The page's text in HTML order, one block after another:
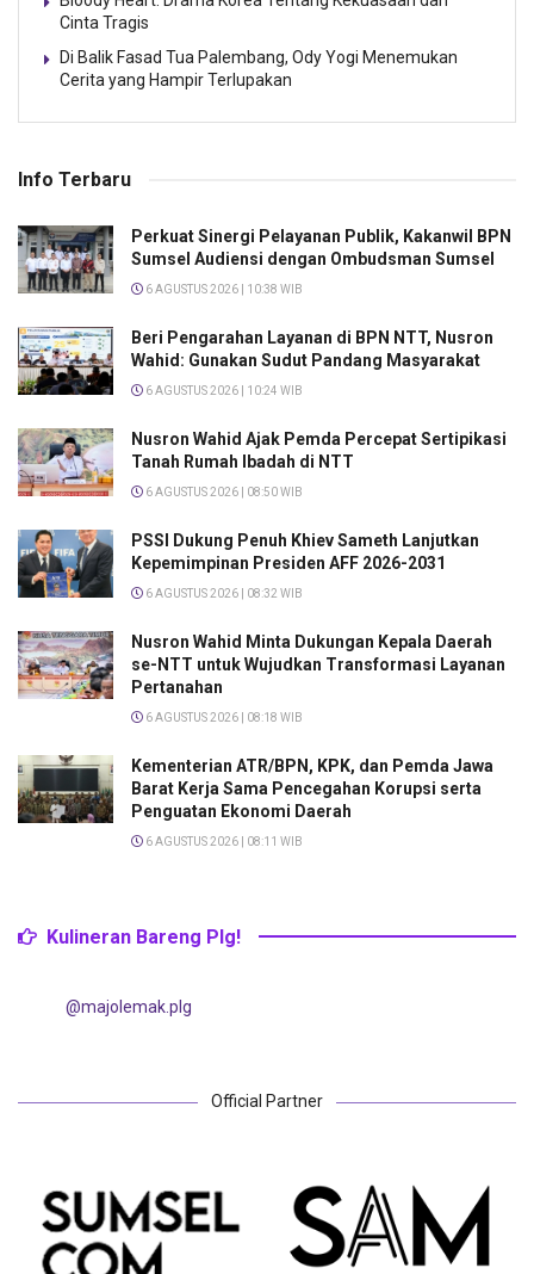
Cinta Tragis
Di Balik Fasad Tua Palembang, Ody Yogi Menemukan
Cerita yang Hampir Terlupakan
Info Terbaru
Perkuat Sinergi Pelayanan Publik, Kakanwil BPN
Sumsel Audiensi dengan Ombudsman Sumsel
6 AGUSTUS 2026 | 10:38 WIB
Beri Pengarahan Layanan di BPN NTT, Nusron
Wahid: Gunakan Sudut Pandang Masyarakat
6 AGUSTUS 2026 | 10:24 WIB
Nusron Wahid Ajak Pemda Percepat Sertipikasi
Tanah Rumah Ibadah di NTT
6 AGUSTUS 2026 | 08:50 WIB
PSSI Dukung Penuh Khiev Sameth Lanjutkan
Kepemimpinan Presiden AFF 2026-2031
6 AGUSTUS 2026 | 08:32 WIB
Nusron Wahid Minta Dukungan Kepala Daerah
se-NTT untuk Wujudkan Transformasi Layanan
Pertanahan
6 AGUSTUS 2026 | 08:18 WIB
Kementerian ATR/BPN, KPK, dan Pemda Jawa
Barat Kerja Sama Pencegahan Korupsi serta
Penguatan Ekonomi Daerah
6 AGUSTUS 2026 | 08:11 WIB
Kulineran Bareng Plg!
@majolemak.plg
Official Partner